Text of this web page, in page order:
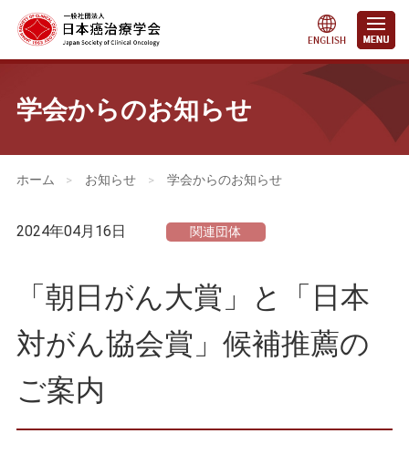
学会からのお知らせ
会員・医療関係の皆さまへ
> お知らせ > 学会からのお知らせ
2024年04月16日 関連団体
「朝日がん大賞」と「日本
対がん協会賞」候補推薦の
ご案内